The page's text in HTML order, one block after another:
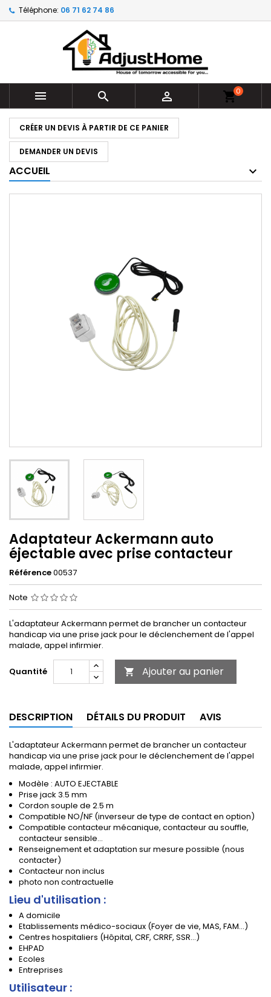
Téléphone: 06 71 62 74 86
   shopping_cart0
CRÉER UN DEVIS À PARTIR DE CE PANIER
DEMANDER UN DEVIS
ACCUEIL
Adaptateur Ackermann auto
éjectable avec prise contacteur
Référence00537
Note
L'adaptateur Ackermann permet de brancher un contacteur
handicap via une prise jack pour le déclenchement de l'appel
malade, appel infirmier.
Quantité  Ajouter au panier
DESCRIPTION DÉTAILS DU PRODUIT AVIS
L'adaptateur Ackermann permet de brancher un contacteur
handicap via une prise jack pour le déclenchement de l'appel
malade, appel infirmier.
Modèle : AUTO EJECTABLE
Prise jack 3.5 mm
Cordon souple de 2.5 m
Compatible NO/NF (inverseur de type de contact en option)
Compatible contacteur mécanique, contacteur au souffle,
contacteur sensible...
Renseignement et adaptation sur mesure possible (nous
contacter)
Contacteur non inclus
photo non contractuelle
Lieu d'utilisation :
A domicile
Etablissements médico-sociaux (Foyer de vie, MAS, FAM...)
Centres hospitaliers (Hôpital, CRF, CRRF, SSR...)
EHPAD
Ecoles
Entreprises
Utilisateur :